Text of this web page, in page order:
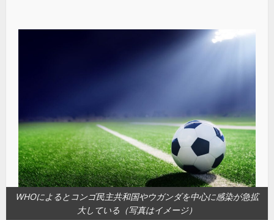
WHOによるとコンゴ民主共和国やウガンダを中心に感染が急拡
大している（写真はイメージ）